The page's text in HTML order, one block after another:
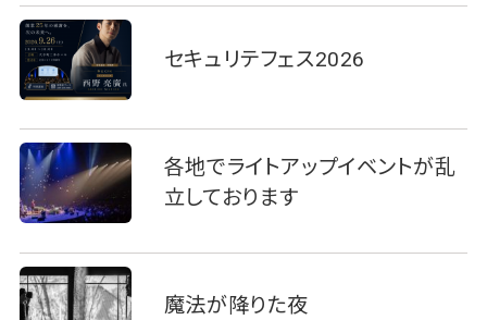
セキュリテフェス2026
各地でライトアップイベントが乱
立しております
魔法が降りた夜